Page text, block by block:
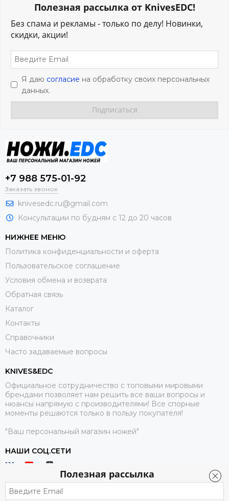
Полезная рассылка
Полезная рассылка от KnivesEDC!
Без спама и рекламы - только по делу! Новинки,
скидки, акции!
Я даю согласие на обработку своих персональных
данных.
+7 988 575-01-92
Заказать звонок
knivesedc.ru@gmail.com
Консультации по будням с 12 до 20 часов
НИЖНЕЕ МЕНЮ
Политика конфиденциальности и оферта
Пользовательское соглашение
Условия обмена и возврата
Обратная связь
Каталог
Контакты
Справочники
Часто задаваемые вопросы
KNIVES&EDC
Официальное сотрудничество с топовыми мировыми
брендами позволяет нам решить все ваши вопросы и
нюансы напрямую с производителями! Все спорные
моменты решаются только в пользу покупателя!
"Ваш персональный магазин ножей"
НАШИ СОЦ.СЕТИ